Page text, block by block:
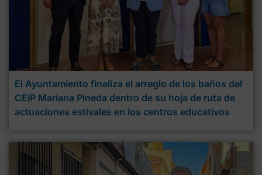
El Ayuntamiento finaliza el arreglo de los baños del
CEIP Mariana Pineda dentro de su hoja de ruta de
actuaciones estivales en los centros educativos